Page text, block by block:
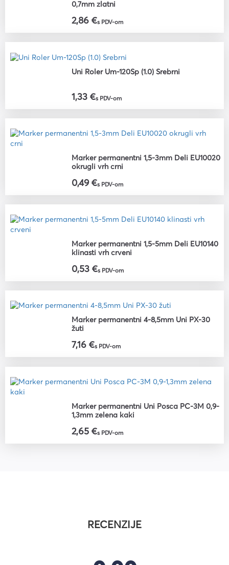
0,7mm zlatni
2,86 €s PDV-om
Uni Roler Um-120Sp (1.0) Srebrni
1,33 €s PDV-om
Marker permanentni 1,5-3mm Deli EU10020
okrugli vrh crni
0,49 €s PDV-om
Marker permanentni 1,5-5mm Deli EU10140
klinasti vrh crveni
0,53 €s PDV-om
Marker permanentni 4-8,5mm Uni PX-30
žuti
7,16 €s PDV-om
Marker permanentni Uni Posca PC-3M 0,9-
1,3mm zelena kaki
2,65 €s PDV-om
RECENZIJE